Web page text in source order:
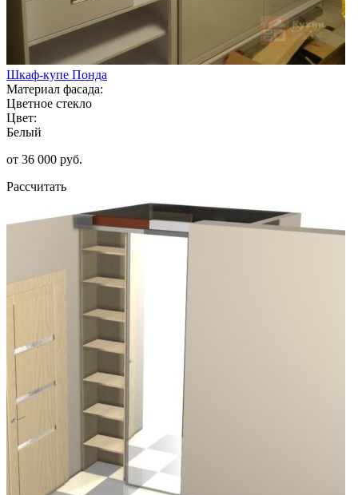
Шкаф-купе Понда
Материал фасада:
Цветное стекло
Цвет:
Белый
от 36 000 руб.
Рассчитать